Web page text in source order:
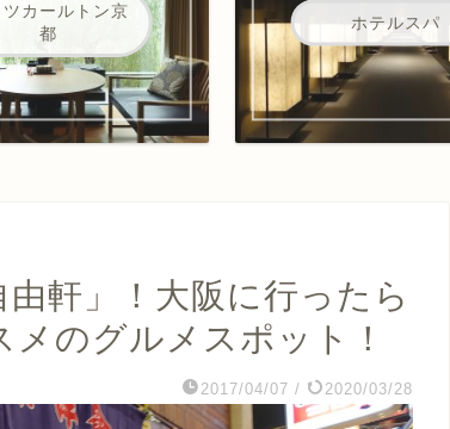
ツカールトン京
都
ホテルスパ
軒」！大阪に行ったら
のグルメスポット！
2017/04/07 / 2020/03/28